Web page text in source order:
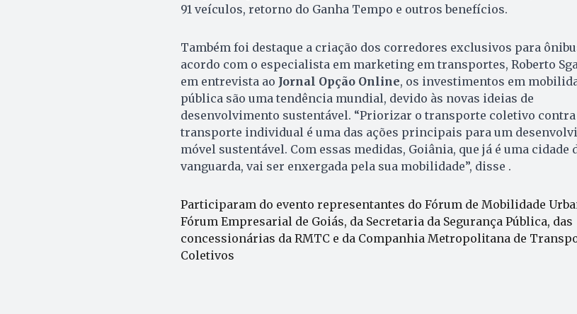
91 veículos, retorno do Ganha Tempo e outros benefícios.
Também foi destaque a criação dos corredores exclusivos para
acordo com o especialista em marketing em transportes, Roberto
em entrevista ao Jornal Opção Online, os investimentos em
pública são uma tendência mundial, devido às novas ideias de
desenvolvimento sustentável. “Priorizar o transporte coletivo contra
transporte individual é uma das ações principais para um
móvel sustentável. Com essas medidas, Goiânia, que já é uma cidade
vanguarda, vai ser enxergada pela sua mobilidade”, disse .
Participaram do evento representantes do Fórum de Mobilidade
Fórum Empresarial de Goiás, da Secretaria da Segurança Pública, das
concessionárias da RMTC e da Companhia Metropolitana de
Coletivos